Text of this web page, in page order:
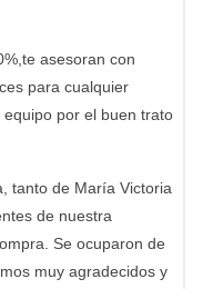
asesoran con
para cualquier
por el buen trato
tanto de María Victoria
de nuestra
Se ocuparon de
muy agradecidos y